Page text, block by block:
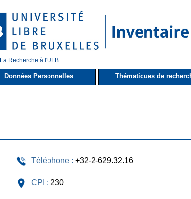
La Recherche à l'ULB
Données Personnelles Thématiques de
Téléphone : +32-2-629.32.16
CPI : 230